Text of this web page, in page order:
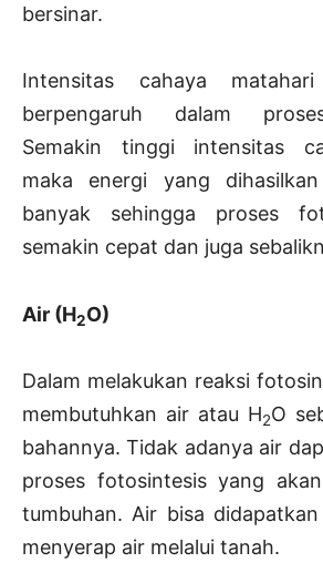
bersinar.
Intensitas cahaya
berpengaruh dalam
Semakin tinggi intensitas
maka energi yang
banyak sehingga proses
semakin cepat dan juga
Air (H2O)
Dalam melakukan reaksi
membutuhkan air atau H2O
bahannya. Tidak adanya air
proses fotosintesis yang
tumbuhan. Air bisa
menyerap air melalui tanah.